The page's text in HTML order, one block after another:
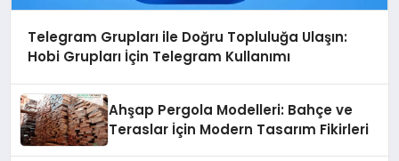
Telegram Grupları ile Doğru Topluluğa Ulaşın:
Hobi Grupları İçin Telegram Kullanımı
Ahşap Pergola Modelleri: Bahçe ve
Teraslar İçin Modern Tasarım Fikirleri